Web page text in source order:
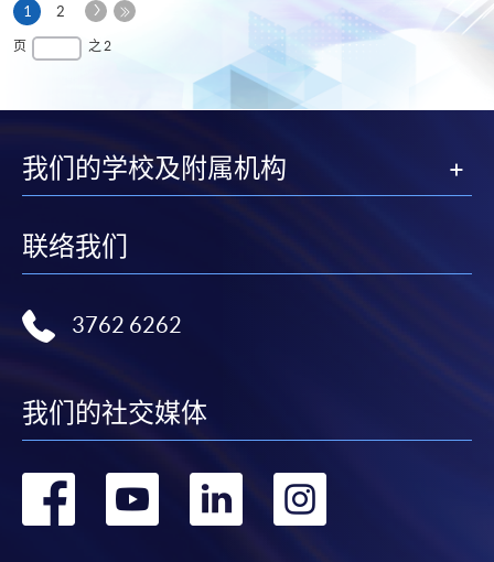
1 本
页
2
下
页
页 之 2
我们的学校及附属机构
联络我们
3762 6262
我们的社交媒体
转
转
转